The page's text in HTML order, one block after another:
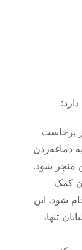
برخاست
دماغه‌زدن
منجر شود.
کمک
شود. این
تنها،